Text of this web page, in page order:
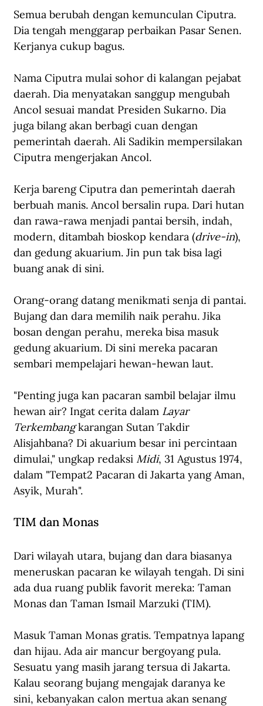
Semua berubah dengan kemunculan Ciputra.
Dia tengah menggarap perbaikan Pasar Senen.
Kerjanya cukup bagus.
Nama Ciputra mulai sohor di kalangan pejabat
daerah. Dia menyatakan sanggup mengubah
Ancol sesuai mandat Presiden Sukarno. Dia
juga bilang akan berbagi cuan dengan
pemerintah daerah. Ali Sadikin mempersilakan
Ciputra mengerjakan Ancol.
Kerja bareng Ciputra dan pemerintah daerah
berbuah manis. Ancol bersalin rupa. Dari hutan
dan rawa-rawa menjadi pantai bersih, indah,
modern, ditambah bioskop kendara (drive-in),
dan gedung akuarium. Jin pun tak bisa lagi
buang anak di sini.
Orang-orang datang menikmati senja di pantai.
Bujang dan dara memilih naik perahu. Jika
bosan dengan perahu, mereka bisa masuk
gedung akuarium. Di sini mereka pacaran
sembari mempelajari hewan-hewan laut.
"Penting juga kan pacaran sambil belajar ilmu
hewan air? Ingat cerita dalam Layar
Terkembang karangan Sutan Takdir
Alisjahbana? Di akuarium besar ini percintaan
dimulai," ungkap redaksi Midi, 31 Agustus 1974,
dalam "Tempat2 Pacaran di Jakarta yang Aman,
Asyik, Murah".
TIM dan Monas
Dari wilayah utara, bujang dan dara biasanya
meneruskan pacaran ke wilayah tengah. Di sini
ada dua ruang publik favorit mereka: Taman
Monas dan Taman Ismail Marzuki (TIM).
Masuk Taman Monas gratis. Tempatnya lapang
dan hijau. Ada air mancur bergoyang pula.
Sesuatu yang masih jarang tersua di Jakarta.
Kalau seorang bujang mengajak daranya ke
sini, kebanyakan calon mertua akan senang